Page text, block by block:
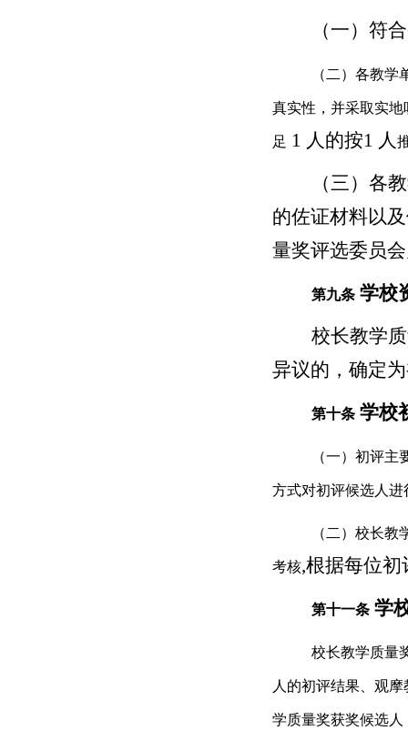
（一）符
（二）各教
真实性，并采取实
足 1 人的按1 人
（三）各
的佐证材料以
量奖评选委员
第九条 学校
校长教学
异议的，确定
第十条 学校
（一）初评
方式对初评候选人进
（二）校长
考核,根据每位
第十一条 学
校长教学质量
人的初评结果、观
学质量奖获奖候选